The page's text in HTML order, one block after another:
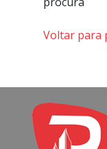
Voltar para